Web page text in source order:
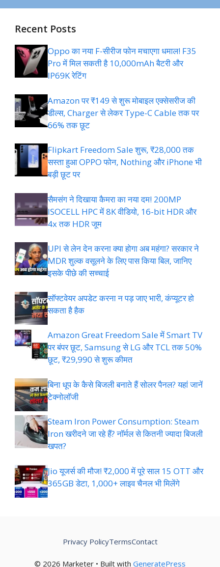
Recent Posts
Oppo का नया F-सीरीज फोन मचाएगा धमाल! F35
Pro में मिल सकती है 10,000mAh बैटरी और
IP69K रेटिंग
Amazon पर ₹149 से शुरू मोबाइल एक्सेसरीज की
डील्स, Charger से लेकर Type-C Cable तक पर
66% तक छूट
Flipkart Freedom Sale शुरू, ₹28,000 तक
सस्ता हुआ OPPO फोन, Nothing और iPhone भी
बड़ी छूट पर
सैमसंग ने दिखाया कैमरा का नया दम! 200MP
ISOCELL HPC में 8K वीडियो, 16-bit HDR और
4x तक HDR जूम
UPI से लेन देन करना क्या होगा अब महंगा? सरकार ने
MDR शुल्क वसूलने के लिए पास किया बिल, जानिए
इसके पीछे की सच्चाई
सॉफ्टवेयर अपडेट करना न पड़ जाए भारी, कंप्यूटर हो
सकता है हैक
Amazon Great Freedom Sale में Smart TV
पर बंपर छूट, Samsung से LG और TCL तक 50%
छूट, ₹29,990 से शुरू कीमत
बिना धूप के कैसे बिजली बनाते हैं सोलर पैनल? यहां जानें
टेक्नोलॉजी
Steam Iron Power Consumption: Steam
Iron खरीदने जा रहे हैं? नॉर्मल से कितनी ज्यादा बिजली
खपत?
Jio यूजर्स की मौज! ₹2,000 में पूरे साल 15 OTT और
365GB डेटा, 1,000+ लाइव चैनल भी मिलेंगे
© 2026 Marketer • Built with GeneratePress
Privacy PolicyTermsContact